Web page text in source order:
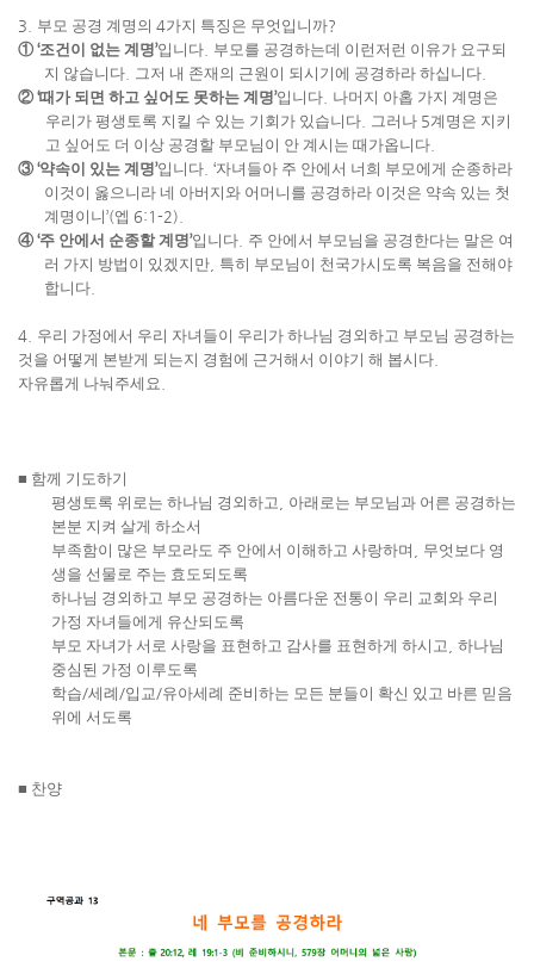
3. 부모 공경 계명의 4가지 특징은 무엇입니까?
① ‘조건이 없는 계명’입니다 부모를 공경하는데 이런저런 이유가 요구되
지 않습니다 그저 내 존재의 근원이 되시기에 공경하라 하십니다
② ‘때가 되면 하고 싶어도 못하는 계명’입니다 나머지 아홉 가지 계명은
우리가 평생토록 지킬 수 있는 기회가 있습니다 그러나 5계명은 지키
고 싶어도 더 이상 공경할 부모님이 안 계시는 때가옵니다
③ ‘약속이 있는 계명’입니다 . ‘자녀들아 주 안에서 너희 부모에게 순종하라
이것이 옳으니라 네 아버지와 어머니를 공경하라 이것은 약속 있는 첫
계명이니’(엡 6:1-2).
④ ‘주 안에서 순종할 계명’입니다 주 안에서 부모님을 공경한다는 말은 여
러 가지 방법이 있겠지만 특히 부모님이 천국가시도록 복음을 전해야
합니다
4. 우리 가정에서 우리 자녀들이 우리가 하나님 경외하고 부모님 공경하는
것을 어떻게 본받게 되는지 경험에 근거해서 이야기 해 봅시다
자유롭게 나눠주세요
■ 함께 기도하기
평생토록 위로는 하나님 경외하고
아래로는 부모님과 어른 공경하는
본분 지켜 살게 하소서
부족함이 많은 부모라도 주 안에서 이해하고 사랑하며
무엇보다 영
생을 선물로 주는 효도되도록
하나님 경외하고 부모 공경하는 아름다운 전통이 우리 교회와 우리
가정 자녀들에게 유산되도록
부모 자녀가 서로 사랑을 표현하고 감사를 표현하게 하시고 하나님
중심된 가정 이루도록
학습/세례/입교/유아세례 준비하는 모든 분들이 확신 있고 바른 믿음
위에 서도록
■ 찬양